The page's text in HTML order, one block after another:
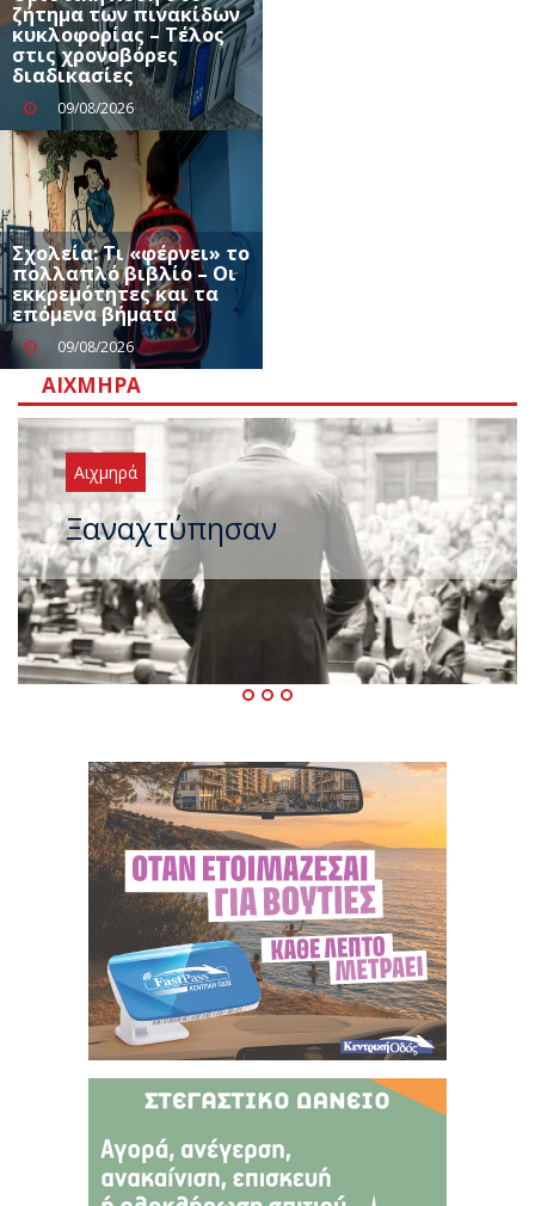
ζήτημα των πινακίδων
κυκλοφορίας – Τέλος
στις χρονοβόρες
διαδικασίες
09/08/2026
Σχολεία: Τι «φέρνει» το
πολλαπλό βιβλίο – Οι
εκκρεμότητες και τα
επόμενα βήματα
09/08/2026
ΑΙΧΜΗΡΆ
Αιχμηρά
Μεταγραφικός «πυρετός» στο
ΠΑΣΟΚ μετά το καλοκαίρι